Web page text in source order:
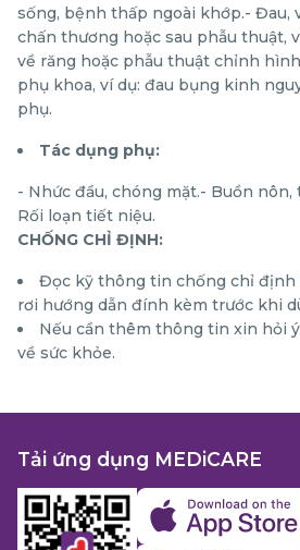
sống, bệnh thấp ngoài khớp.- Đau,
chấn thương hoặc sau phẫu thuật,
về răng hoặc phẫu thuật chỉnh
phụ khoa, ví dụ: đau bụng kinh
phụ.
Tác dụng phụ:
- Nhức đầu, chóng mặt.- Buồn nôn,
Rối loạn tiết niệu.
CHỐNG CHỈ ĐỊNH:
Đọc kỹ thông tin chống chỉ định
rơi hướng dẫn đính kèm trước khi
Nếu cần thêm thông tin xin hỏi
về sức khỏe.
Tải ứng dụng MEDiCARE